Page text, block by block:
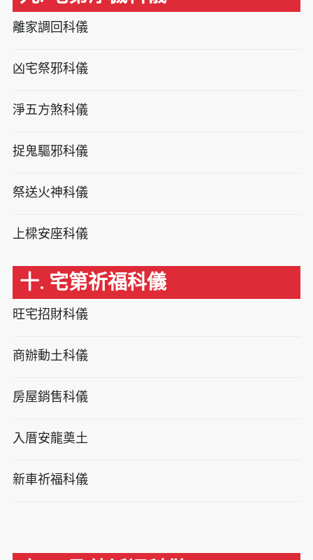
離家調回科儀
凶宅祭邪科儀
淨五方煞科儀
捉鬼驅邪科儀
祭送火神科儀
上樑安座科儀
十. 宅第祈福科儀
旺宅招財科儀
商辦動土科儀
房屋銷售科儀
入厝安龍奠土
新車祈福科儀